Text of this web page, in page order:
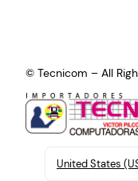
© Tecnicom – All
United States